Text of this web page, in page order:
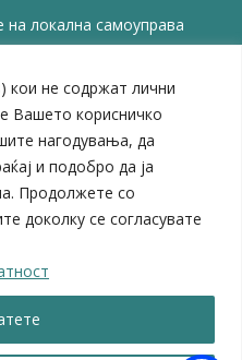
кои не содржат лични
Вашето корисничко
нагодувања, да
и подобро да ја
Продолжете со
доколку се согласувате
на локална самоуправа
плански регион
Македонија
наука